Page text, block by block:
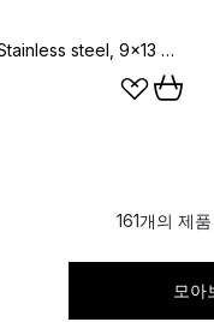
모도 Rof 휴지걸이, Stainless steel, 9x13 cm
161개의 제
모아